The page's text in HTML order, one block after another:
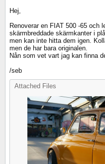
Hej,
Renoverar en FIAT 500 -65 och
skärmbreddade skärmkanter i
men kan inte hitta dem igen.
men de har bara originalen.
Nån som vet vart jag kan finna
/seb
Attached Files